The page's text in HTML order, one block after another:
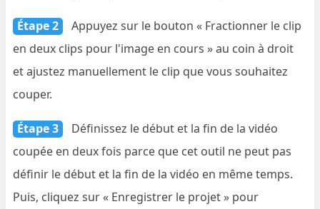
Étape 2
Appuyez sur le bouton « Fractionner le clip
en deux clips pour l'image en cours » au coin à droit
et ajustez manuellement le clip que vous souhaitez
couper.
Étape 3
Définissez le début et la fin de la vidéo
coupée en deux fois parce que cet outil ne peut pas
définir le début et la fin de la vidéo en même temps.
Puis, cliquez sur « Enregistrer le projet » pour